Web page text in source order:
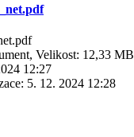
Velikost: 12,33 MB
12:27
5. 12. 2024 12:28